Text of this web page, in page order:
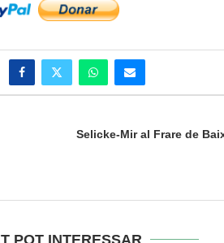
Selicke-Mir al Frare de
POT INTERESSAR